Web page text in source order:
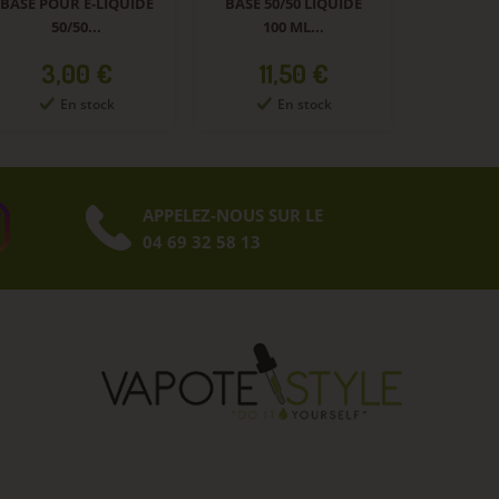
50/50...
Prix
3,00 €
En stock
100 ML...
Prix
11,50 €
En stock
APPELEZ-NOUS SUR LE
04 69 32 58 13